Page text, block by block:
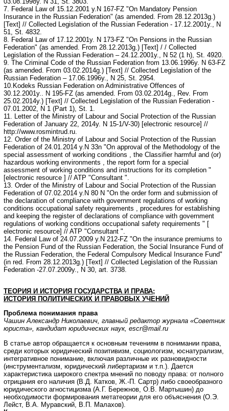
7. Federal Law of 15.12.2001 у.N 167-FZ "On Mandatory Pension
Insurance in the Russian Federation" (as amended. From 28.12.2013g.)
[Text] // Collected Legislation of the Russian Federation - 17.12.2001у., N
51, St. 4832.
8. Federal Law of 17.12.2001у. N 173-FZ "On Pensions in the Russian
Federation" (as amended. From 28.12.2013g.) [Text] / / Collected
Legislation of the Russian Federation – 24.12.2001у., N 52 (1 h), St. 4920.
9. The Criminal Code of the Russian Federation from 13.06.1996у. N 63-FZ
(as amended. From 03.02.2014g.) [Text] // Collected Legislation of the
Russian Federation – 17.06.1996у., N 25, St. 2954.
10.Kodeks Russian Federation on Administrative Offences of
30.12.2001у.. N 195-FZ (as amended. From 03.02.2014g., Rev. From
25.02.2014у.) [Text] // Collected Legislation of the Russian Federation -
07.01.2002, N 1 (Part 1), St. 1.
11. Letter of the Ministry of Labour and Social Protection of the Russian
Federation of January 22, 2014у. N 15-1/V-30) [electronic resource] //
http://www.rosmintrud.ru.
12. Order of the Ministry of Labour and Social Protection of the Russian
Federation of 24.01.2014 у.N 33n "On approval of the Methodology of the
special assessment of working conditions , the Classifier harmful and (or)
hazardous working environments , the report form for a special
assessment of working conditions and instructions for its completion "
[electronic resource ] // ATP "Consultant ".
13. Order of the Ministry of Labour and Social Protection of the Russian
Federation of 07.02.2014 у.N 80 N "On the order form and submission of
the declaration of compliance with government regulations of working
conditions occupational safety requirements , procedures for establishing
and keeping the register of declarations of compliance with government
regulations of working conditions occupational safety requirements " [
electronic resource] // ATP "Consultant ".
14. Federal Law of 24.07.2009 у.N 212-FZ "On the insurance premiums to
the Pension Fund of the Russian Federation, the Social Insurance Fund of
the Russian Federation, the Federal Compulsory Medical Insurance Fund"
(in red. From 28.12.2013g.) [Text] // Collected Legislation of the Russian
Federation -27.07.2009у., N 30, art. 3738.
ТЕОРИЯ И ИСТОРИЯ ГОСУДАРСТВА И ПРАВА;
ИСТОРИЯ ПОЛИТИЧЕСКИХ И ПРАВОВЫХ УЧЕНИЙ
Проблема понимания права
Чашин Александр Николаевич, главный редактор журнала «Советник
юриста», кандидат юридических наук, escr@mail.ru
В статье автор обращается к основным течениям в понимании права,
среди которых юридический позитивизм, социологизм, юснатурализм,
интегративное понимание, включая различные их разновидности
(инструментализм, юридический либертаризм и т.п.). Дается
характеристика широкого спектра мнений по поводу права: от полного
отрицания его наличия (В.Д. Катков, Ж.-П. Сартр) либо своеобразного
юридического агностицизма (А.Г. Бережнов, О.В. Мартышин) до
необходимости формирования метатеории для его объяснения (О.Э.
Лейст, В.А. Муравский, В.П. Малахов).